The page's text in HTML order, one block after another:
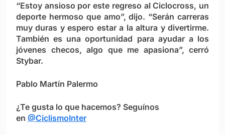
“Estoy ansioso por este regreso al Ciclocross, un
deporte hermoso que amo”, dijo. “Serán carreras
muy duras y espero estar a la altura y divertirme.
También es una oportunidad para ayudar a los
jóvenes checos, algo que me apasiona”, cerró
Stybar.
Pablo Martín Palermo
¿Te gusta lo que hacemos? Seguínos
en @CiclismoInter